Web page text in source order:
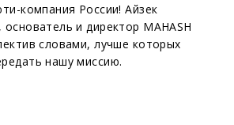
компания России! Айзек
и директор MAHASH
словами, лучше которых
нашу миссию.